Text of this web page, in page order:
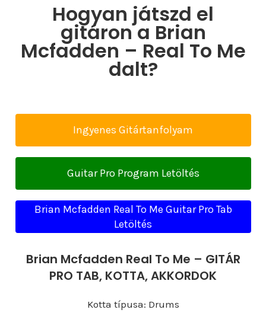
Hogyan játszd el
gitáron a Brian
Mcfadden – Real To Me
dalt?
Ingyenes Gitártanfolyam
Guitar Pro Program Letöltés
Brian Mcfadden Real To Me Guitar Pro Tab
Letöltés
Brian Mcfadden Real To Me – GITÁR
PRO TAB, KOTTA, AKKORDOK
Kotta típusa: Drums